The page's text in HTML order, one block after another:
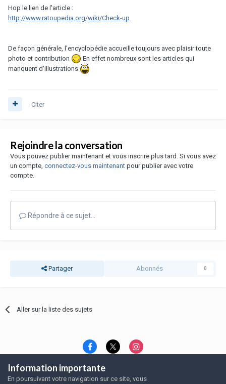
Hop le lien de l'article :
http://www.ratoupedia.org/wiki/Check-up
De façon générale, l'encyclopédie accueille toujours avec plaisir toute
photo et contribution
En effet nombreux sont les articles qui
manquent d'illustrations
Citer
Rejoindre la conversation
Vous pouvez publier maintenant et vous inscrire plus tard. Si vous avez
un compte, connectez-vous maintenant pour publier avec votre
compte.
Répondre à ce sujet…
Partager Abonnés 0
Aller sur la liste des sujets
Langue Thème
Politique de confidentialité
Nous contacter
Nous contacter
Information importante
En poursuivant votre navigation sur ce site, vous